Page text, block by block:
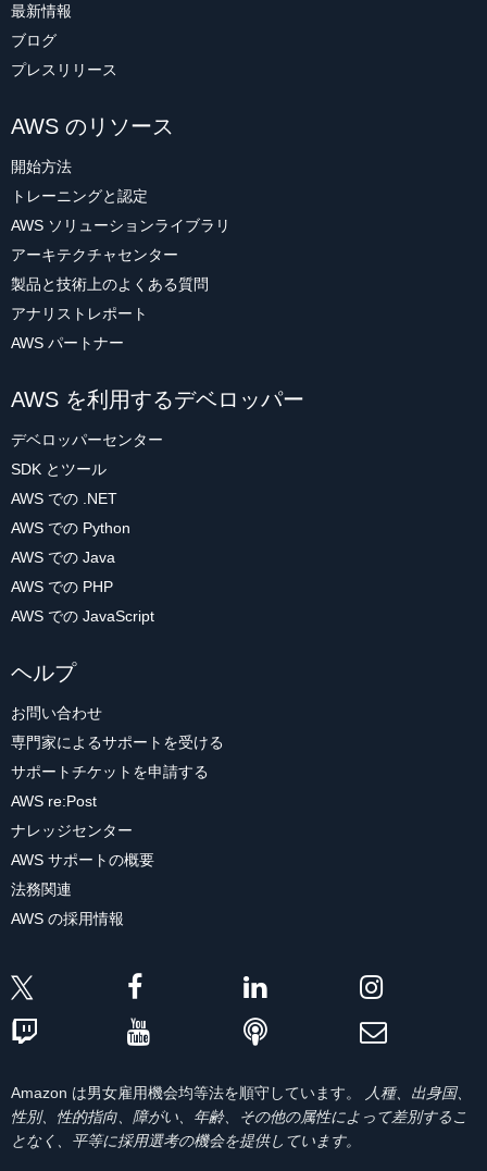
最新情報
ブログ
プレスリリース
AWS のリソース
開始方法
トレーニングと認定
AWS ソリューションライブラリ
アーキテクチャセンター
製品と技術上のよくある質問
アナリストレポート
AWS パートナー
AWS を利用するデベロッパー
デベロッパーセンター
SDK とツール
AWS での .NET
AWS での Python
AWS での Java
AWS での PHP
AWS での JavaScript
ヘルプ
お問い合わせ
専門家によるサポートを受ける
サポートチケットを申請する
AWS re:Post
ナレッジセンター
AWS サポートの概要
法務関連
AWS の採用情報
Amazon は男女雇用機会均等法を順守しています。
人種、出身国、
性別、性的指向、障がい、年齢、その他の属性によって差別するこ
となく、平等に採用選考の機会を提供しています。